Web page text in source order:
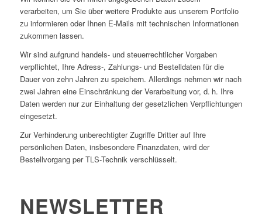
verarbeiten, um Sie über weitere Produkte aus unserem Portfolio
zu informieren oder Ihnen E-Mails mit technischen Informationen
zukommen lassen.
Wir sind aufgrund handels- und steuerrechtlicher Vorgaben
verpflichtet, Ihre Adress-, Zahlungs- und Bestelldaten für die
Dauer von zehn Jahren zu speichern. Allerdings nehmen wir nach
zwei Jahren eine Einschränkung der Verarbeitung vor, d. h. Ihre
Daten werden nur zur Einhaltung der gesetzlichen Verpflichtungen
eingesetzt.
Zur Verhinderung unberechtigter Zugriffe Dritter auf Ihre
persönlichen Daten, insbesondere Finanzdaten, wird der
Bestellvorgang per TLS-Technik verschlüsselt.
NEWSLETTER